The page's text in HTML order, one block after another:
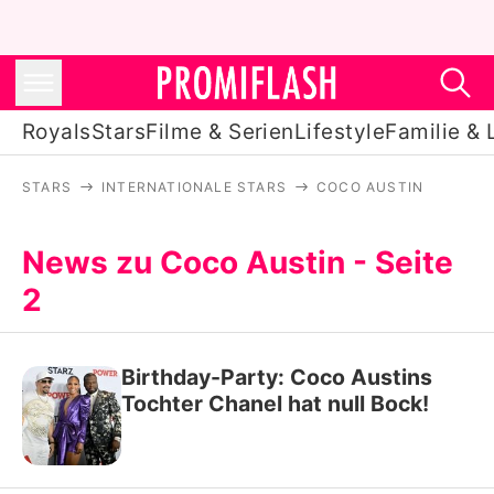
RoyalsStarsFilme & SerienLifestyleFamilie &
Stars
Familie & Liebe
STARS INTERNATIONALE STARS COCO AUSTIN
News zu Coco Austin - Seite
2
Birthday-Party: Coco Austins
Tochter Chanel hat null Bock!